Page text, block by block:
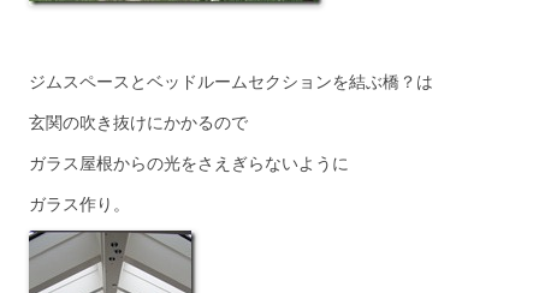
ジムスペースとベッドルームセクションを結ぶ橋？は
玄関の吹き抜けにかかるので
ガラス屋根からの光をさえぎらないように
ガラス作り。